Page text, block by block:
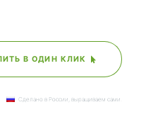
В ОДИН КЛИК
Сделано в России, выращиваем сами.